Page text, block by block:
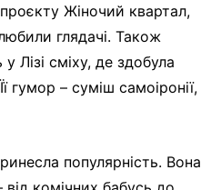
Жіночий квартал,
глядачі. Також
Лізі сміху, де здобула
гумор – суміш самоіронії,
популярність. Вона